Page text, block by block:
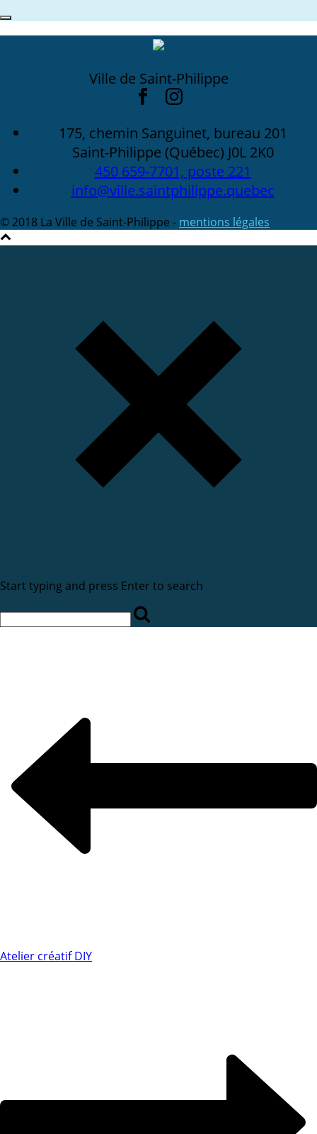
Ville de Saint-Philippe
175, chemin Sanguinet, bureau 201
Saint-Philippe (Québec) J0L 2K0
450 659-7701, poste 221
info@ville.saintphilippe.quebec
© 2018 La Ville de Saint-Philippe - mentions légales
Start typing and press Enter to search
Atelier créatif DIY